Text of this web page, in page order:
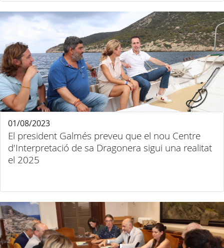
El president Galmés preveu que el nou Centre
d'Interpretació de sa Dragonera sigui una realitat
el 2025
01/08/2023